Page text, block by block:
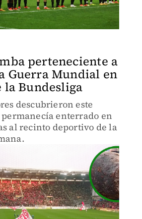
perteneciente a
Guerra Mundial en
la Bundesliga
descubrieron este
enterrado en
al recinto deportivo de la